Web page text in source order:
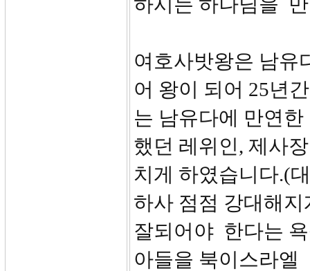
여호사밧왕은 남유
어 왕이 되어 25년
는 남유다에 만연
했던 레위인, 제사
치게 하였습니다.(
하사 점점 강대해
잘되어야 한다는
아들을 북이스라엘